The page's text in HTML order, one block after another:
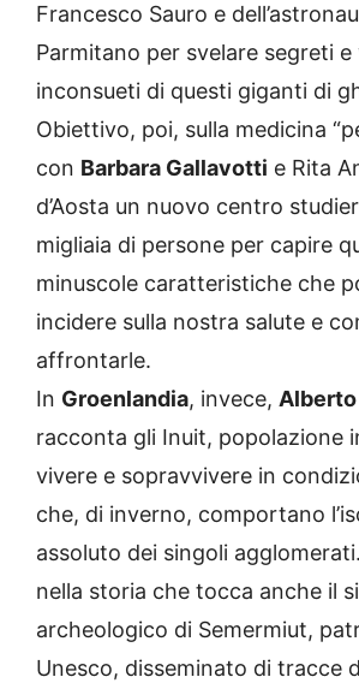
Francesco Sauro e
Parmitano per svelare segreti
inconsueti di questi giganti di
Obiettivo, poi, sulla medicina
con Barbara Gallavotti e Rita
d’Aosta un nuovo centro
migliaia di persone per capire
minuscole caratteristiche che
incidere sulla nostra salute e
affrontarle.
In Groenlandia, invece,
racconta gli Inuit, popolazione
vivere e sopravvivere in
che, di inverno, comportano
assoluto dei singoli
nella storia che tocca anche il
archeologico di Semermiut,
Unesco, disseminato di tracce